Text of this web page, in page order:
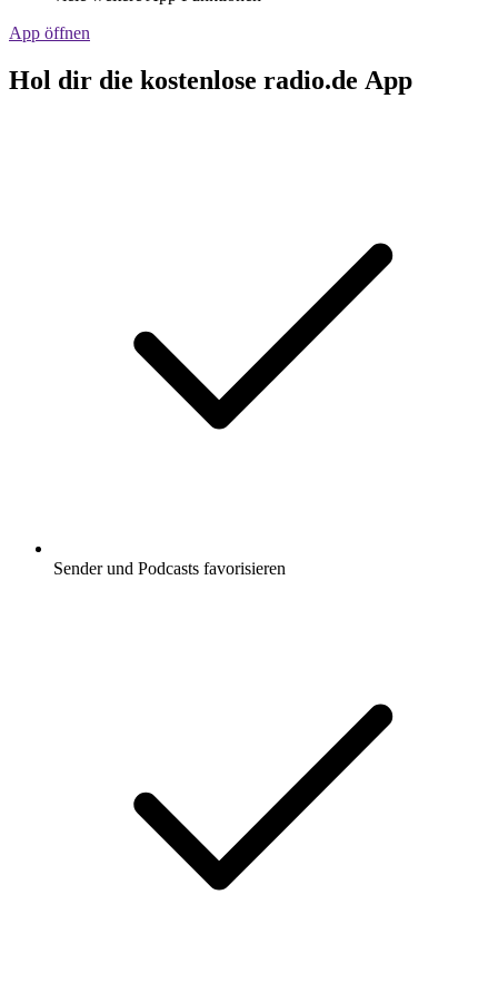
App öffnen
Hol dir die kostenlose radio.de App
Sender und Podcasts favorisieren